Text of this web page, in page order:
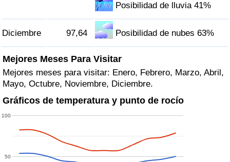
Posibilidad de lluvia 41%
Diciembre 97,64 Posibilidad de nubes 63%
Mejores Meses Para Visitar
Mejores meses para visitar: Enero, Febrero, Marzo, Abril,
Mayo, Octubre, Noviembre, Diciembre.
Gráficos de temperatura y punto de rocío
50
100